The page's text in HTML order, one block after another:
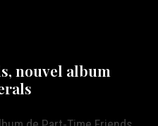
nouvel album